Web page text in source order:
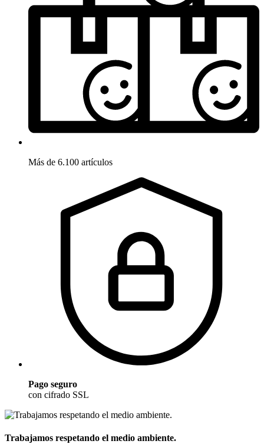
Más de 6.100 artículos
Pago seguro
con cifrado SSL
Trabajamos respetando el medio ambiente.